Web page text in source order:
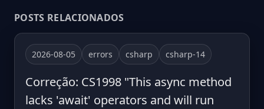
POSTS RELACIONADOS
2026-08-05 errors csharp csharp-14
Correção: CS1998 "This async method
lacks 'await' operators and will run